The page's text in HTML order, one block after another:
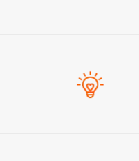
Oeko-Tex Standard 100